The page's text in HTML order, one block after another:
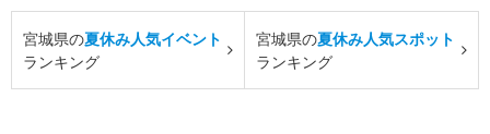
宮城県の夏休み人気イベント
ランキング
宮城県の夏休み人気スポット
ランキング